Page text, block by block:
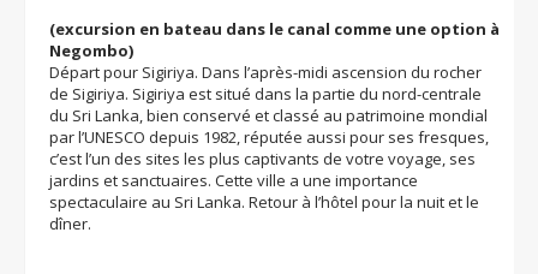
(excursion en bateau dans le canal comme une option à
Negombo)
Départ pour Sigiriya. Dans l’après-midi ascension du rocher
de Sigiriya. Sigiriya est situé dans la partie du nord-centrale
du Sri Lanka, bien conservé et classé au patrimoine mondial
par l’UNESCO depuis 1982, réputée aussi pour ses fresques,
c’est l’un des sites les plus captivants de votre voyage, ses
jardins et sanctuaires. Cette ville a une importance
spectaculaire au Sri Lanka. Retour à l’hôtel pour la nuit et le
dîner.